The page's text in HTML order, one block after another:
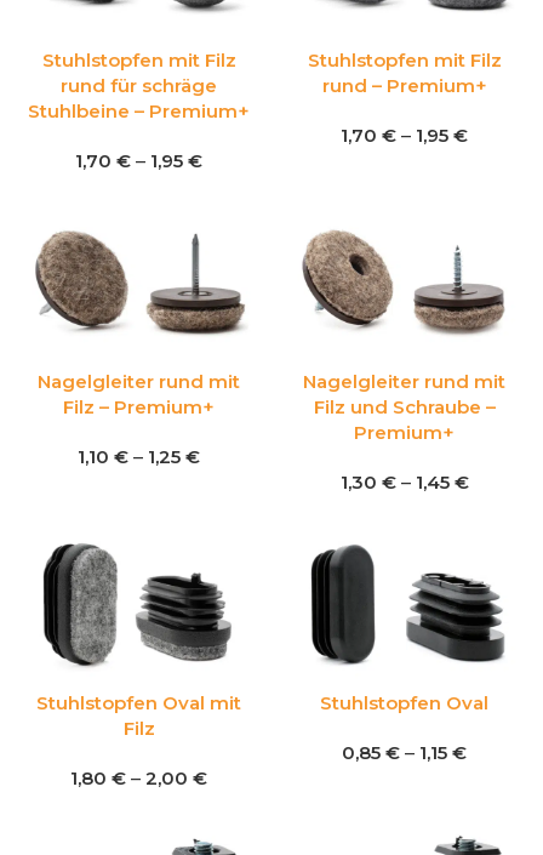
Stuhlstopfen mit Filz
rund für schräge
Stuhlbeine – Premium+
1,70 € – 1,95 €
Stuhlstopfen mit Filz
rund – Premium+
1,70 € – 1,95 €
Nagelgleiter rund mit
Filz – Premium+
1,10 € – 1,25 €
Nagelgleiter rund mit
Filz und Schraube –
Premium+
1,30 € – 1,45 €
Stuhlstopfen Oval mit
Filz
1,80 € – 2,00 €
Stuhlstopfen Oval
0,85 € – 1,15 €